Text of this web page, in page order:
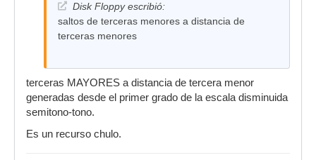
Disk Floppy escribió:
saltos de terceras menores a distancia de
terceras menores
terceras MAYORES a distancia de tercera menor
generadas desde el primer grado de la escala disminuida
semitono-tono.
Es un recurso chulo.